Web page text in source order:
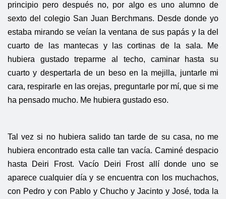
principio pero después no, por algo es uno alumno de
sexto del colegio San Juan Berchmans. Desde donde yo
estaba mirando se veían la ventana de sus papás y la del
cuarto de las mantecas y las cortinas de la sala. Me
hubiera gustado treparme al techo, caminar hasta su
cuarto y despertarla de un beso en la mejilla, juntarle mi
cara, respirarle en las orejas, preguntarle por mí, que si me
ha pensado mucho. Me hubiera gustado eso.
Tal vez si no hubiera salido tan tarde de su casa, no me
hubiera encontrado esta calle tan vacía. Caminé despacio
hasta Deiri Frost. Vacío Deiri Frost allí donde uno se
aparece cualquier día y se encuentra con los muchachos,
con Pedro y con Pablo y Chucho y Jacinto y José, toda la